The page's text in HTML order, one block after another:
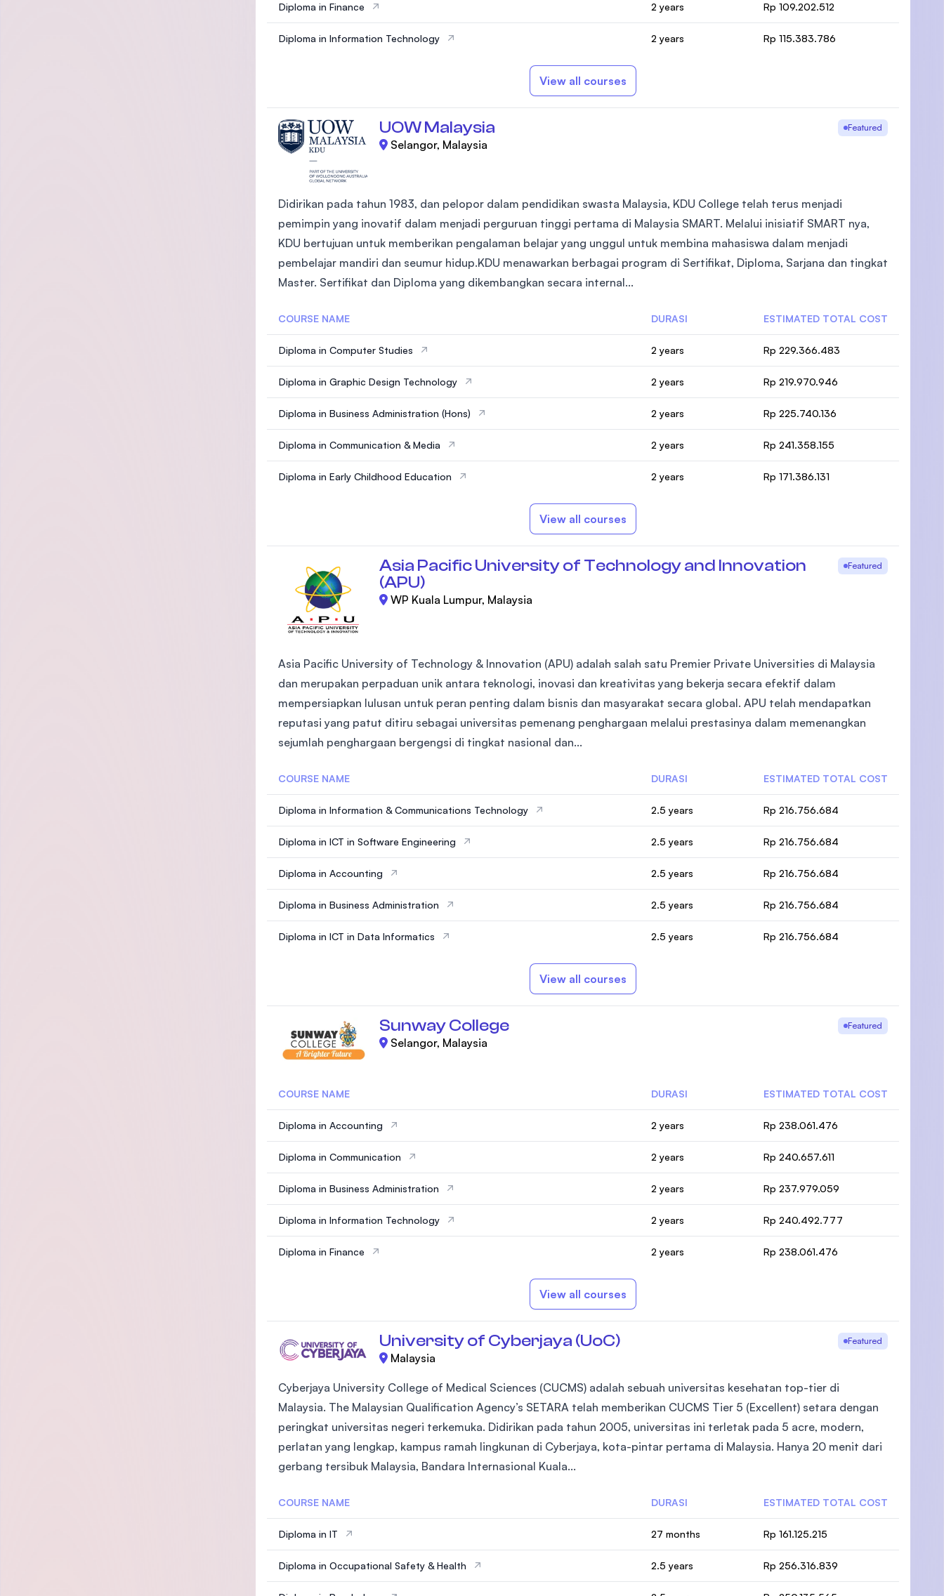
Diploma in Finance 2 years Rp 109.202.512
Diploma in Information Technology 2 years Rp 115.383.786
View all courses
UOW Malaysia Featured
Selangor, Malaysia
Didirikan pada tahun 1983, dan pelopor dalam pendidikan swasta Malaysia, KDU College telah terus menjadi
pemimpin yang inovatif dalam menjadi perguruan tinggi pertama di Malaysia SMART. Melalui inisiatif SMART nya,
KDU bertujuan untuk memberikan pengalaman belajar yang unggul untuk membina mahasiswa dalam menjadi
pembelajar mandiri dan seumur hidup.KDU menawarkan berbagai program di Sertifikat, Diploma, Sarjana dan tingkat
Master. Sertifikat dan Diploma yang dikembangkan secara internal...
COURSE NAME DURASI ESTIMATED TOTAL COST
Diploma in Computer Studies 2 years Rp 229.366.483
Diploma in Graphic Design Technology 2 years Rp 219.970.946
Diploma in Business Administration (Hons) 2 years Rp 225.740.136
Diploma in Communication & Media 2 years Rp 241.358.155
Diploma in Early Childhood Education 2 years Rp 171.386.131
View all courses
Asia Pacific University of Technology and Innovation
(APU)
Featured
WP Kuala Lumpur, Malaysia
Asia Pacific University of Technology & Innovation (APU) adalah salah satu Premier Private Universities di Malaysia
dan merupakan perpaduan unik antara teknologi, inovasi dan kreativitas yang bekerja secara efektif dalam
mempersiapkan lulusan untuk peran penting dalam bisnis dan masyarakat secara global. APU telah mendapatkan
reputasi yang patut ditiru sebagai universitas pemenang penghargaan melalui prestasinya dalam memenangkan
sejumlah penghargaan bergengsi di tingkat nasional dan...
COURSE NAME DURASI ESTIMATED TOTAL COST
Diploma in Information & Communications Technology 2.5 years Rp 216.756.684
Diploma in ICT in Software Engineering 2.5 years Rp 216.756.684
Diploma in Accounting 2.5 years Rp 216.756.684
Diploma in Business Administration 2.5 years Rp 216.756.684
Diploma in ICT in Data Informatics 2.5 years Rp 216.756.684
View all courses
Sunway College Featured
Selangor, Malaysia
COURSE NAME DURASI ESTIMATED TOTAL COST
Diploma in Accounting 2 years Rp 238.061.476
Diploma in Communication 2 years Rp 240.657.611
Diploma in Business Administration 2 years Rp 237.979.059
Diploma in Information Technology 2 years Rp 240.492.777
Diploma in Finance 2 years Rp 238.061.476
View all courses
University of Cyberjaya (UoC) Featured
Malaysia
Cyberjaya University College of Medical Sciences (CUCMS) adalah sebuah universitas kesehatan top-tier di
Malaysia. The Malaysian Qualification Agency’s SETARA telah memberikan CUCMS Tier 5 (Excellent) setara dengan
peringkat universitas negeri terkemuka. Didirikan pada tahun 2005, universitas ini terletak pada 5 acre, modern,
perlatan yang lengkap, kampus ramah lingkunan di Cyberjaya, kota-pintar pertama di Malaysia. Hanya 20 menit dari
gerbang tersibuk Malaysia, Bandara Internasional Kuala...
COURSE NAME DURASI ESTIMATED TOTAL COST
Diploma in IT 27 months Rp 161.125.215
Diploma in Occupational Safety & Health 2.5 years Rp 256.316.839